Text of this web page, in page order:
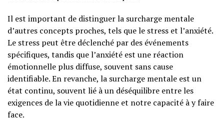
Il est important de distinguer la surcharge mentale
d’autres concepts proches, tels que le stress et l’anxiété.
Le stress peut être déclenché par des événements
spécifiques, tandis que l’anxiété est une réaction
émotionnelle plus diffuse, souvent sans cause
identifiable. En revanche, la surcharge mentale est un
état continu, souvent lié à un déséquilibre entre les
exigences de la vie quotidienne et notre capacité à y faire
face.